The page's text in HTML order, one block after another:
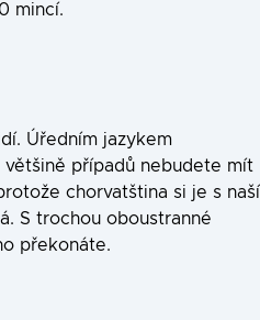
mincí.
Úředním jazykem
většině případů nebudete mít
chorvatština si je s naší
S trochou oboustranné
překonáte.